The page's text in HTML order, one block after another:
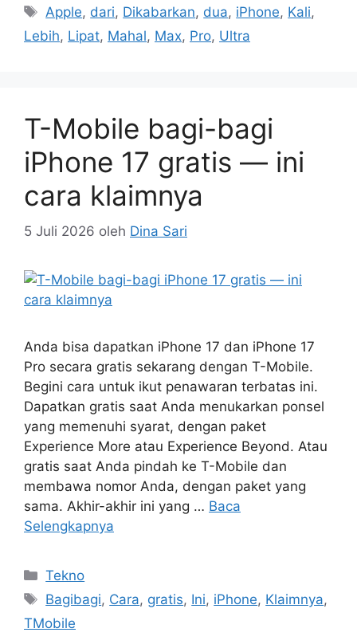
Tag
Apple, dari, Dikabarkan, dua, iPhone, Kali,
Lebih, Lipat, Mahal, Max, Pro, Ultra
T-Mobile bagi-bagi
iPhone 17 gratis — ini
cara klaimnya
5 Juli 2026 oleh Dina Sari
Anda bisa dapatkan iPhone 17 dan iPhone 17
Pro secara gratis sekarang dengan T-Mobile.
Begini cara untuk ikut penawaran terbatas ini.
Dapatkan gratis saat Anda menukarkan ponsel
yang memenuhi syarat, dengan paket
Experience More atau Experience Beyond. Atau
gratis saat Anda pindah ke T-Mobile dan
membawa nomor Anda, dengan paket yang
sama. Akhir-akhir ini yang … Baca
Selengkapnya
Kategori
Tekno
Tag
Bagibagi, Cara, gratis, Ini, iPhone, Klaimnya,
TMobile